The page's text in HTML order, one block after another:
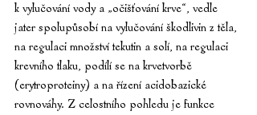
k vylučování vody a „očišťování krve“, vedle
jater spolupůsobí na vylučování škodlivin z těla,
na regulaci množství tekutin a solí, na regulaci
krevního tlaku, podílí se na krvetvorbě
(erytroproteiny) a na řízení acidobazické
rovnováhy. Z celostního pohledu je funkce